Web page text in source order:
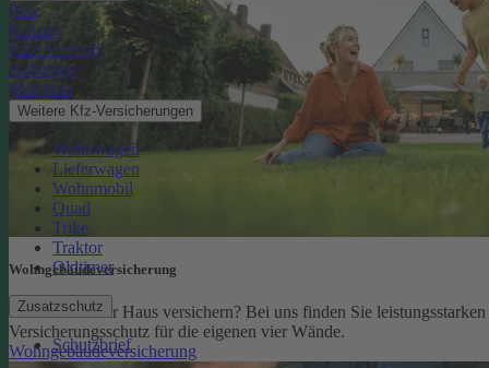
Pkw
E-Auto
Kleinkraftrad
Anhänger
Motorrad
Weitere Kfz-Versicherungen
Wohnwagen
Lieferwagen
Wohnmobil
Quad
Trike
Traktor
Oldtimer
Zusatzschutz
Schutzbrief
Wohngebäude­versicherung
Sie möchten Ihr Haus versichern? Bei uns finden Sie leistungsstarken
Versicherungsschutz für die eigenen vier Wände.
Wohngebäudeversicherung